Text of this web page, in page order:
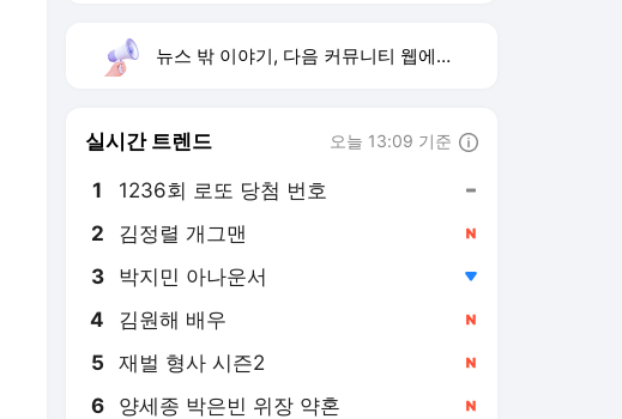
뉴스 밖 이야기, 다음 커뮤니티 웹에서 보기
실시간 트렌드 오늘 13:09 기준
1 1236회 로또 당첨 번호
2 김정렬 개그맨
3 박지민 아나운서
4 김원해 배우
5 재벌 형사 시즌2
6 양세종 박은빈 위장 약혼